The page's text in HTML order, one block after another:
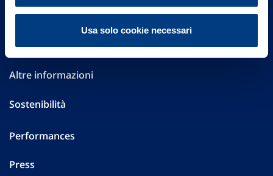
Usa solo cookie necessari
Governance
Investor Relations
Altre informazioni
Sostenibilità
Performances
Press